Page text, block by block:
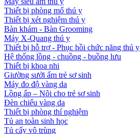
Thiết bị phòng mổ thú y
Thiết bị xét nghiệm thú y
Bàn khám - Bàn Grooming
Máy X-Quang thú y
Thiết bị hỗ trợ - Phục hồi chức năng thú y
Hệ thống lồng - chuồng - buồng lưu
Thiết bị khoa nhi
Giường sưởi ấm trẻ sơ sinh
Máy đo độ vàng da
Lồng ấp – Nôi cho trẻ sơ sinh
Đèn chiếu vàng da
Thiết bị phòng thí nghiệm
Tủ an toàn sinh học
Tủ cấy vô trùng